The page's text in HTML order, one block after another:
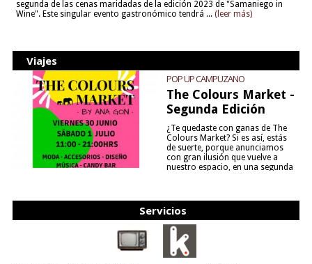
segunda de las cenas maridadas de la edición 2023 de "Samaniego in
Wine". Este singular evento gastronómico tendrá ... (leer más)
Viajes
POP UP CAMPUZANO
The Colours Market -
Segunda Edición
¿Te quedaste con ganas de The
Colours Market? Si es así, estás
de suerte, porque anunciamos
con gran ilusión que vuelve a
nuestro espacio, en una segunda
Servicios